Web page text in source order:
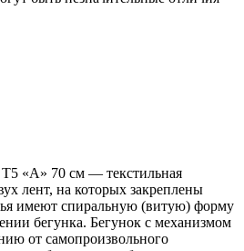
«А» 70 см — текстильная
лент, на которых закреплены
имеют спиральную (витую) форму
бегунка. Бегунок с механизмом
от самопроизвольного